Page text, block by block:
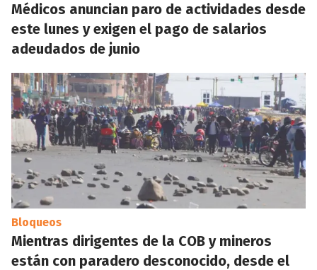
Médicos anuncian paro de actividades desde
este lunes y exigen el pago de salarios
adeudados de junio
Bloqueos
Mientras dirigentes de la COB y mineros
están con paradero desconocido, desde el